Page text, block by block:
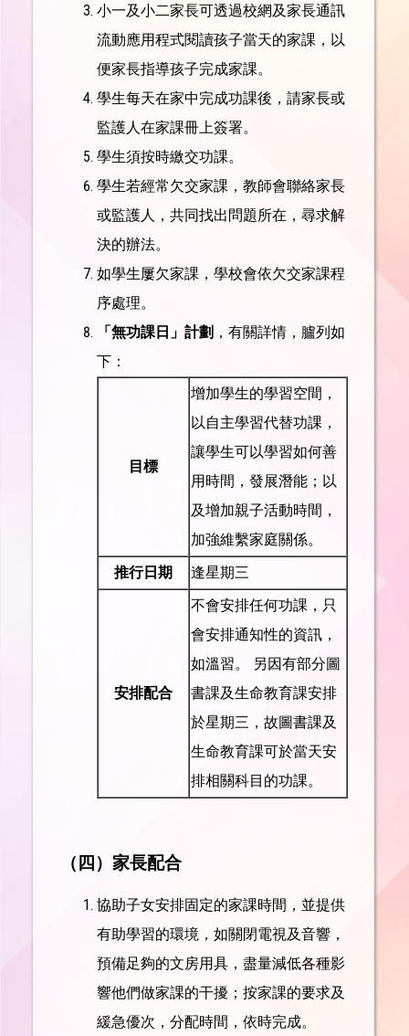
小一及小二家長可透過校網及家長通訊
流動應用程式閱讀孩子當天的家課，以
便家長指導孩子完成家課。
學生每天在家中完成功課後，請家長或
監護人在家課冊上簽署。
學生須按時繳交功課。
學生若經常欠交家課，教師會聯絡家長
或監護人，共同找出問題所在，尋求解
決的辦法。
如學生屢欠家課，學校會依欠交家課程
序處理。
「無功課日」計劃 ，有關詳情，臚列如
下：
目標
增加學生的學習空間，
以自主學習代替功課，
讓學生可以學習如何善
用時間，發展潛能；以
及增加親子活動時間，
加強維繫家庭關係。
推行日期
逢星期三
安排配合
不會安排任何功課，只
會安排通知性的資訊，
如溫習。 另因有部分圖
書課及生命教育課安排
於星期三，故圖書課及
生命教育課可於當天安
排相關科目的功課。
（ 四） 家長配合
協助子女安排固定的家課時間，並提供
有助學習的環境，如關閉電視及音響，
預備足夠的文房用具，盡量減低各種影
響他們做家課的干擾；按家課的要求及
緩急優次，分配時間，依時完成。